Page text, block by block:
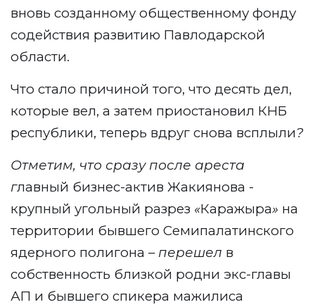
вновь созданному общественному фонду
содействия развитию Павлодарской
области.
Что стало причиной того, что десять дел,
которые вел, а затем приостановил КНБ
республики, теперь вдруг снова всплыли?
Отметим, что сразу после ареста
главный бизнес-актив Жакиянова -
крупный угольный разрез «Каражыра» на
территории бывшего Семипалатинского
ядерного полигона – перешел в
собственность близкой родни экс-главы
АП и бывшего спикера мажилиса